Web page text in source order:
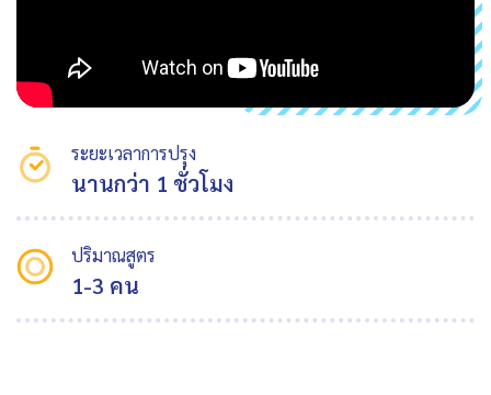
ระยะเวลาการปรุง
นานกว่า 1 ชั่วโมง
ปริมาณสูตร
1-3 คน